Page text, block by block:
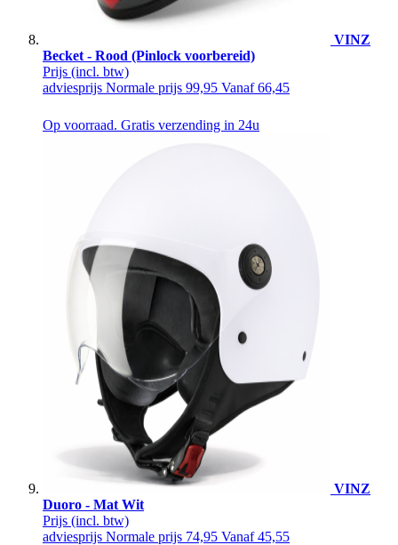
VINZ
Becket - Rood (Pinlock voorbereid)
Prijs (incl. btw)
adviesprijs Normale prijs 99,95 Vanaf 66,45
Op voorraad. Gratis verzending in 24u
VINZ
Duoro - Mat Wit
Prijs (incl. btw)
adviesprijs Normale prijs 74,95 Vanaf 45,55